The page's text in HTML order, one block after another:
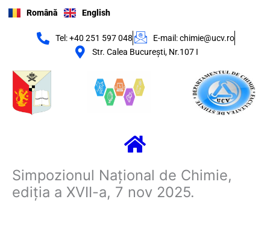
Română English
Tel: +40 251 597 048
E-mail: chimie@ucv.ro
Str. Calea Bucureşti, Nr.107 I
Menu
Simpozionul Național de Chimie,
ediția a XVII-a, 7 nov 2025.